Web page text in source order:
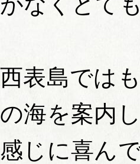
西表島では
の海を案内
感じに喜ん